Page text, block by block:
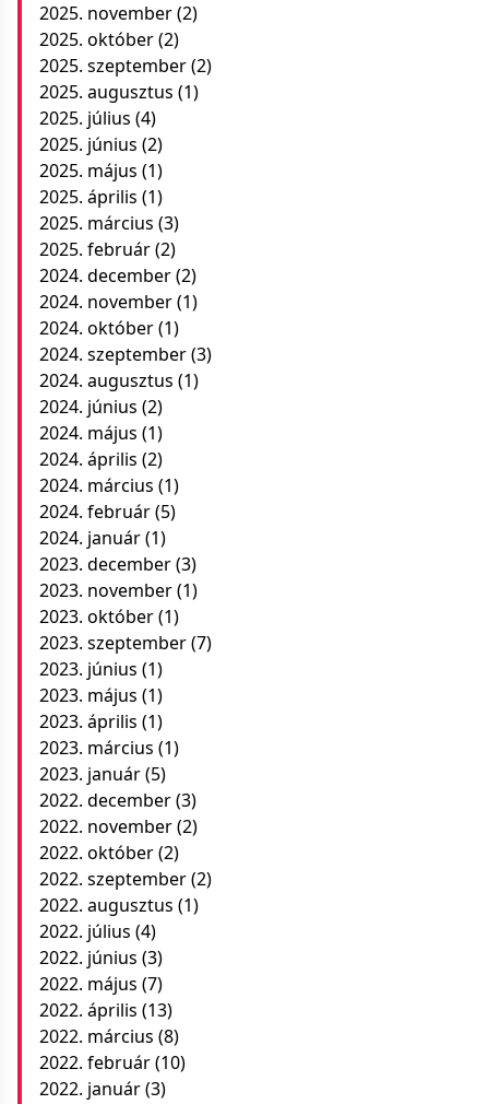
2025. november(2)
2025. október(2)
2025. szeptember(2)
2025. augusztus (1)
2025. július (4)
2025. június (2)
2025. május (1)
2025. április (1)
2025. március (3)
2025. február(2)
2024. december(2)
2024. november(1)
2024. október(1)
2024. szeptember(3)
2024. augusztus (1)
2024. június (2)
2024. május (1)
2024. április (2)
2024. március (1)
2024. február(5)
2024. január(1)
2023. december(3)
2023. november(1)
2023. október(1)
2023. szeptember(7)
2023. június (1)
2023. május (1)
2023. április (1)
2023. március (1)
2023. január(5)
2022. december(3)
2022. november(2)
2022. október(2)
2022. szeptember(2)
2022. augusztus (1)
2022. július (4)
2022. június (3)
2022. május (7)
2022. április (13)
2022. március (8)
2022. február(10)
2022. január(3)